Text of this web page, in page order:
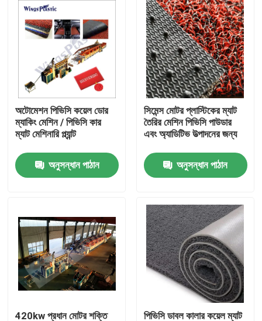
পণ্য
আমাদের সম্পর্কে
কারখানা ভ্রমণ
মান নিয়ন্ত্রণ
যোগাযোগ করুন
প্লাস্টিক পাইপ এক্সট্রুশন লাইন
প্লাস্টিক টিউব এক্সট্রুডার মেশিন
এইচডিপিই পাইপ এক্সট্রুডার মেশিন
অটোমেশন পিভিসি কয়েল ডোর
ম্যাকিং মেশিন / পিভিসি কার
ম্যাট মেশিনারি প্ল্যান্ট
অনুসন্ধান পাঠান
সিমেন্স মোটর প্লাস্টিকের ম্যাট
তৈরির মেশিন পিভিসি পাউডার
এবং অ্যাডিটিভ উত্পাদনের জন্য
অনুসন্ধান পাঠান
420kw প্রধান মোটর শক্তি পিভিসি ডাবল কালার কয়েল ম্যাট